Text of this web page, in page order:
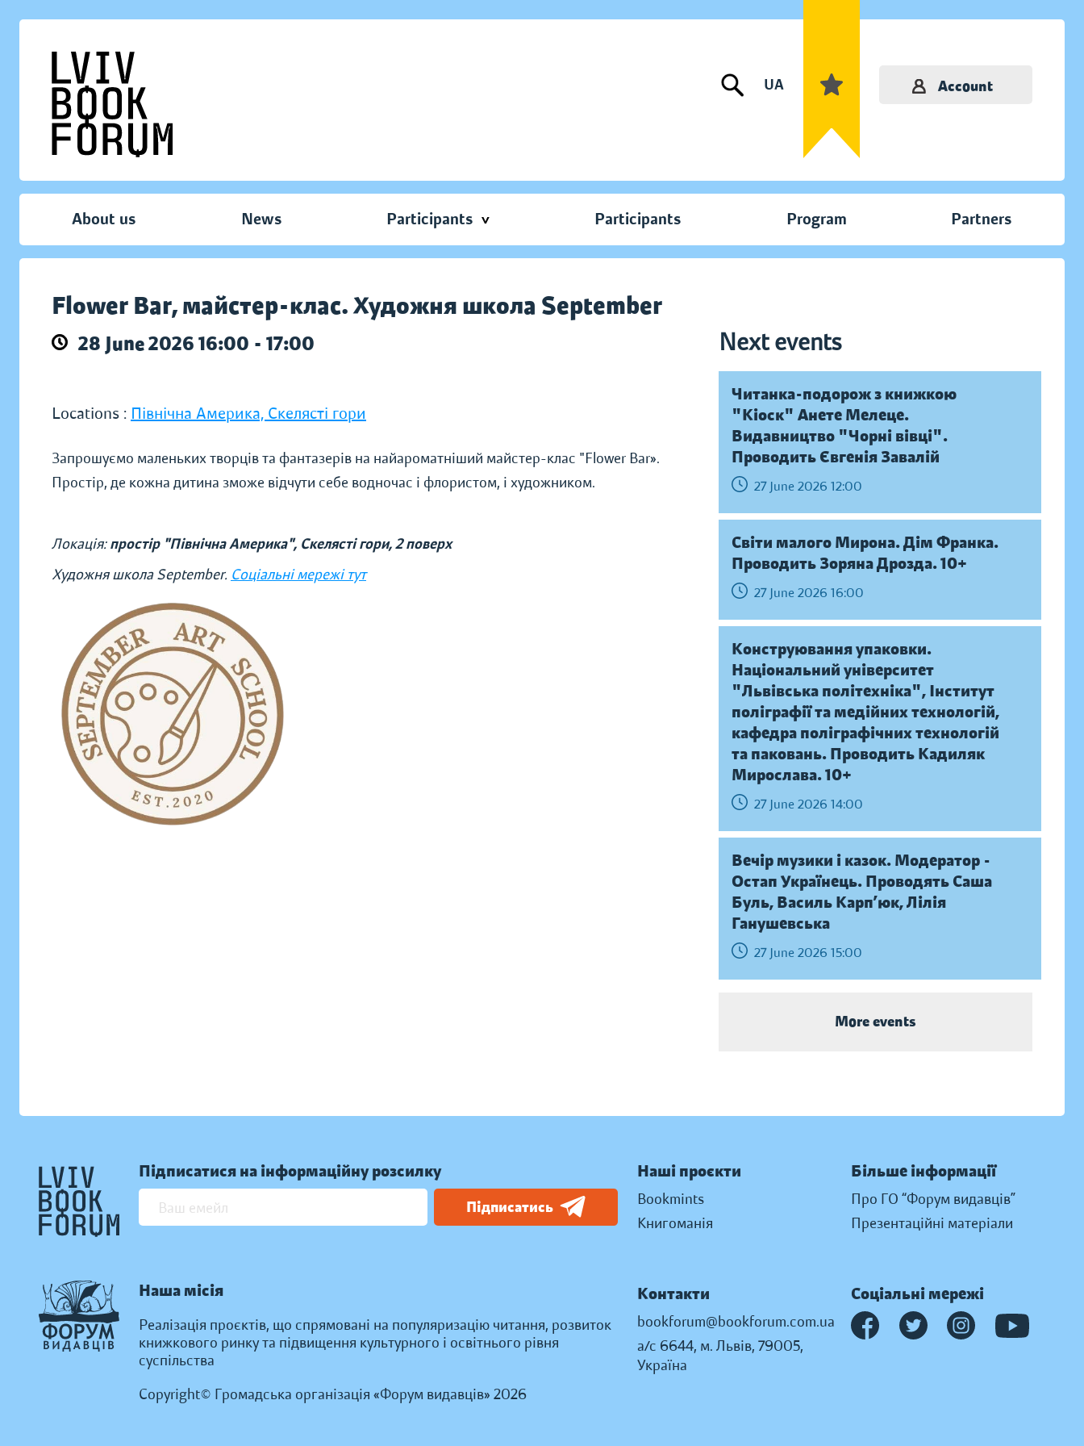
UA Account
About us News Participants Participants Program Partners
Flower Bar, майстер-клас. Художня школа September
28 June 2026 16:00 - 17:00 Next events
Locations : Північна Америка, Скелясті гори
Запрошуємо маленьких творців та фантазерів на найароматніший майстер-клас "Flower Bar».
Простір, де кожна дитина зможе відчути себе водночас і флористом, і художником.
Локація:простір "Північна Америка", Скелясті гори, 2 поверх
Художня школа September. Соціальні мережі тут
Читанка-подорож з книжкою
"Кіоск" Анете Мелеце.
Видавництво "Чорні вівці".
Проводить Євгенія Завалій
27 June 2026 12:00
Світи малого Мирона. Дім Франка.
Проводить Зоряна Дрозда. 10+
27 June 2026 16:00
Конструювання упаковки.
Національний університет
"Львівська політехніка", Інститут
поліграфії та медійних технологій,
кафедра поліграфічних технологій
та паковань. Проводить Кадиляк
Мирослава. 10+
27 June 2026 14:00
Вечір музики і казок. Модератор -
Остап Українець. Проводять Саша
Буль, Василь Карп’юк, Лілія
Ганушевська
27 June 2026 15:00
More events
Підписатися на інформаційну розсилку
Підписатись
Наша місія
Реалізація проєктів, що спрямовані на популяризацію читання, розвиток
книжкового ринку та підвищення культурного і освітнього рівня
суспільства
Copyright© Громадська організація «Форум видавців» 2026
Наші проєкти
Bookmints
Книгоманія
Більше інформації
Про ГО “Форум видавців”
Презентаційні матеріали
Контакти
bookforum@bookforum.com.ua
а/с 6644, м. Львів, 79005,
Україна
Соціальні мережі